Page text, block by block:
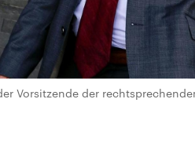
Vorsitzende der